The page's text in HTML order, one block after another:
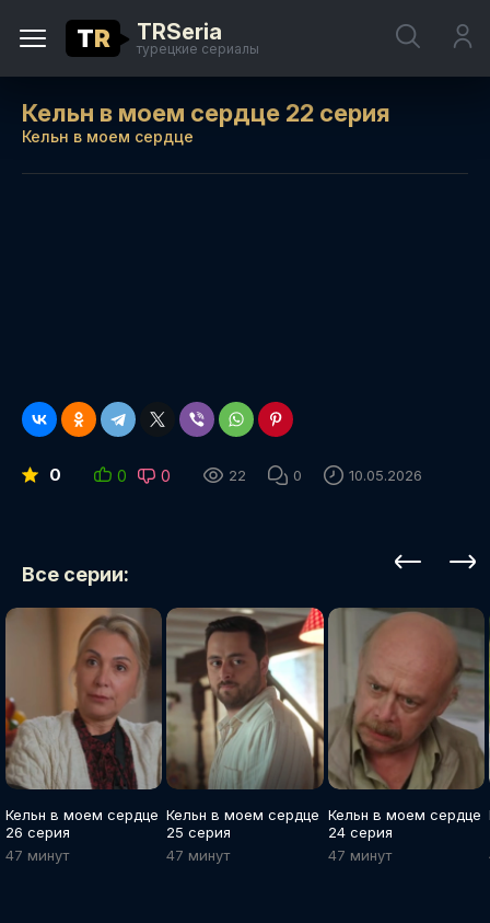
TR TRSeria
турецкие сериалы
Кельн в моем сердце 22 серия
Кельн в моем сердце
0 0 0 22 0 10.05.2026
Все серии:
Кельн в моем сердце
26 серия
47 минут
Кельн в моем сердце
25 серия
47 минут
Кельн в моем сердце
24 серия
47 минут